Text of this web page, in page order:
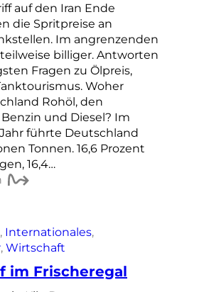
auf den Iran Ende
die Spritpreise an
Im angrenzenden
billiger. Antworten
Fragen zu Ölpreis,
Woher
Rohöl, den
und Diesel? Im
führte Deutschland
Tonnen. 16,6 Prozent
16,4…
, Internationales
, Wirtschaft
im Frischeregal